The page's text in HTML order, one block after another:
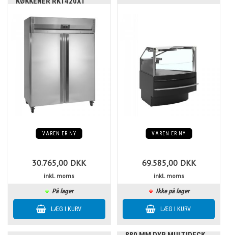
VAREN ER NY
30.765,00 DKK
inkl. moms
På lager
VAREN ER NY
69.585,00 DKK
inkl. moms
Ikke på lager